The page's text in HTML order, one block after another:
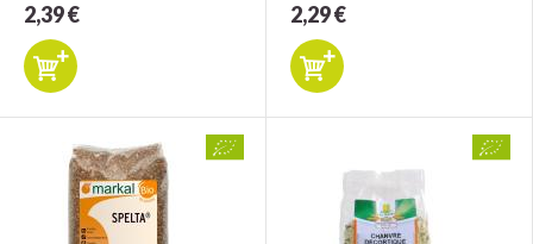
2,39 € 2,29 €